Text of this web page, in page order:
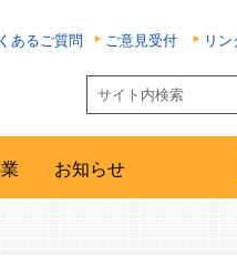
あるご質問 ご意見受付 リ
お知らせ